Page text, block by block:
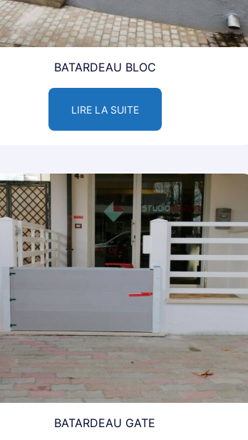
BATARDEAU BLOC
LIRE LA SUITE
BATARDEAU GATE